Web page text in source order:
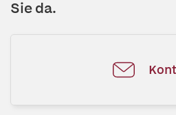
Sie da.